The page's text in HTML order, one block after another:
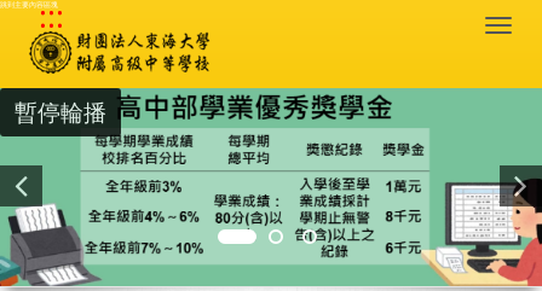
跳到主要內容區塊
:::
暫停輪播